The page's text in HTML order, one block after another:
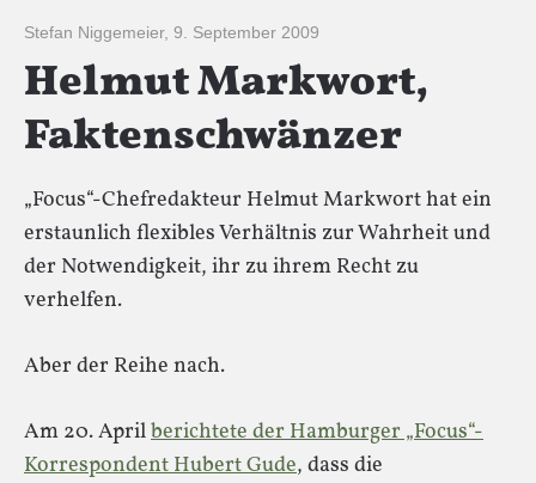
Stefan Niggemeier, 9. September 2009
Helmut Markwort,
Faktenschwänzer
„Focus“-Chefredakteur Helmut Markwort hat ein
erstaunlich flexibles Verhältnis zur Wahrheit und
der Notwendigkeit, ihr zu ihrem Recht zu
verhelfen.
Aber der Reihe nach.
Am 20. Aprilberichtete der Hamburger „Focus“-
Korrespondent Hubert Gude, dass die